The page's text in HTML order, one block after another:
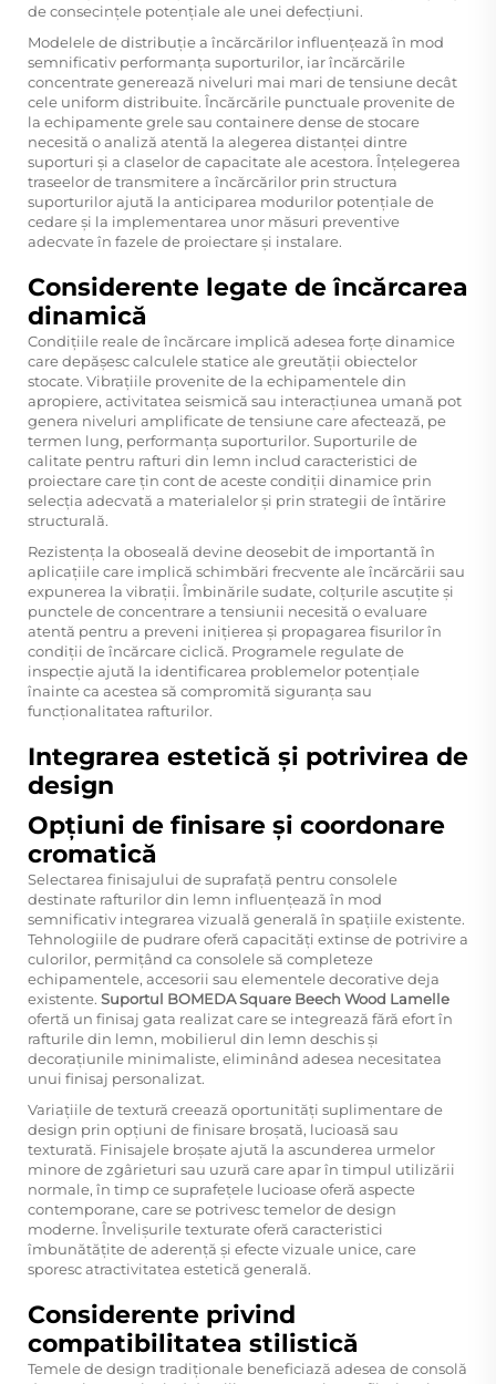
de consecințele potențiale ale unei defecțiuni.
Modelele de distribuție a încărcărilor influențează în mod
semnificativ performanța suporturilor, iar încărcările
concentrate generează niveluri mai mari de tensiune decât
cele uniform distribuite. Încărcările punctuale provenite de
la echipamente grele sau containere dense de stocare
necesită o analiză atentă la alegerea distanței dintre
suporturi și a claselor de capacitate ale acestora. Înțelegerea
traseelor de transmitere a încărcărilor prin structura
suporturilor ajută la anticiparea modurilor potențiale de
cedare și la implementarea unor măsuri preventive
adecvate în fazele de proiectare și instalare.
Considerente legate de încărcarea
dinamică
Condițiile reale de încărcare implică adesea forțe dinamice
care depășesc calculele statice ale greutății obiectelor
stocate. Vibrațiile provenite de la echipamentele din
apropiere, activitatea seismică sau interacțiunea umană pot
genera niveluri amplificate de tensiune care afectează, pe
termen lung, performanța suporturilor. Suporturile de
calitate pentru rafturi din lemn includ caracteristici de
proiectare care țin cont de aceste condiții dinamice prin
selecția adecvată a materialelor și prin strategii de întărire
structurală.
Rezistența la oboseală devine deosebit de importantă în
aplicațiile care implică schimbări frecvente ale încărcării sau
expunerea la vibrații. Îmbinările sudate, colțurile ascuțite și
punctele de concentrare a tensiunii necesită o evaluare
atentă pentru a preveni inițierea și propagarea fisurilor în
condiții de încărcare ciclică. Programele regulate de
inspecție ajută la identificarea problemelor potențiale
înainte ca acestea să compromită siguranța sau
funcționalitatea rafturilor.
Integrarea estetică și potrivirea de
design
Opțiuni de finisare și coordonare
cromatică
Selectarea finisajului de suprafață pentru consolele
destinate rafturilor din lemn influențează în mod
semnificativ integrarea vizuală generală în spațiile existente.
Tehnologiile de pudrare oferă capacități extinse de potrivire a
culorilor, permițând ca consolele să completeze
echipamentele, accesorii sau elementele decorative deja
existente. Suportul BOMEDA Square Beech Wood Lamelle
ofertă un finisaj gata realizat care se integrează fără efort în
rafturile din lemn, mobilierul din lemn deschis și
decorațiunile minimaliste, eliminând adesea necesitatea
unui finisaj personalizat.
Variațiile de textură creează oportunități suplimentare de
design prin opțiuni de finisare broșată, lucioasă sau
texturată. Finisajele broșate ajută la ascunderea urmelor
minore de zgârieturi sau uzură care apar în timpul utilizării
normale, în timp ce suprafețele lucioase oferă aspecte
contemporane, care se potrivesc temelor de design
moderne. Învelișurile texturate oferă caracteristici
îmbunătățite de aderență și efecte vizuale unice, care
sporesc atractivitatea estetică generală.
Considerente privind
compatibilitatea stilistică
Temele de design tradiționale beneficiază adesea de consolă